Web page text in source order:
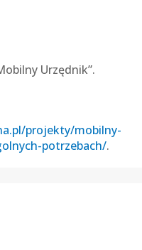
Urzędnik”.
projekty/mobilny-
potrzebach/.